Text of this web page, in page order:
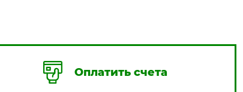
Оплатить счета